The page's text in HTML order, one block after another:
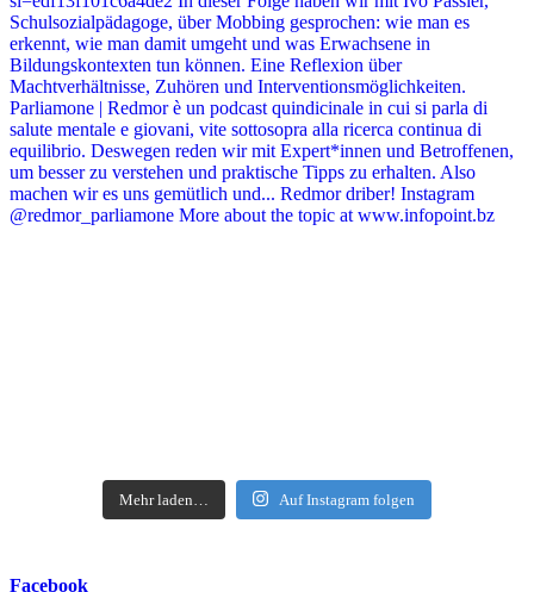
Mehr laden… Auf Instagram folgen
Facebook